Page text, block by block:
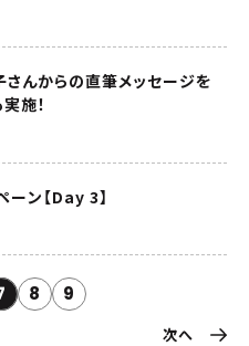
さんからの直筆メッセージを
施！
ン【Day 3】
8 9
次へ